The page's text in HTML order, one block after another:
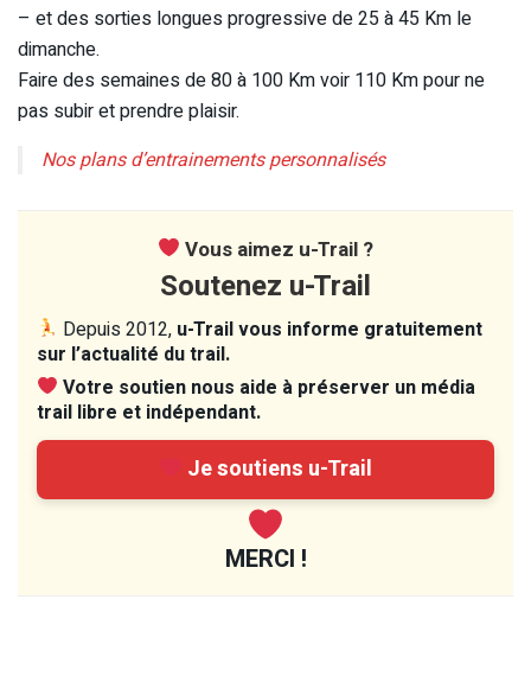
– et des sorties longues progressive de 25 à 45 Km le
dimanche.
Faire des semaines de 80 à 100 Km voir 110 Km pour ne
pas subir et prendre plaisir.
Nos plans d’entrainements personnalisés
Vous aimez u-Trail ?
Soutenez u-Trail
Depuis 2012, u-Trail vous informe gratuitement
sur l’actualité du trail.
Votre soutien nous aide à préserver un média
trail libre et indépendant.
Je soutiens u-Trail
MERCI !